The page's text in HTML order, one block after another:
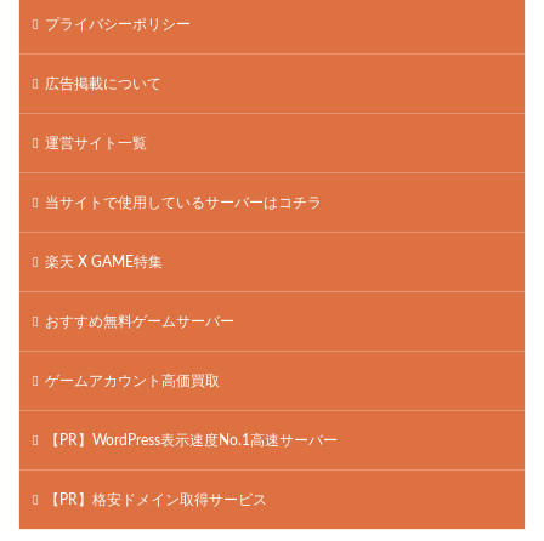
プライバシーポリシー
広告掲載について
運営サイト一覧
当サイトで使用しているサーバーはコチラ
楽天 X GAME特集
おすすめ無料ゲームサーバー
ゲームアカウント高価買取
【PR】WordPress表示速度No.1高速サーバー
【PR】格安ドメイン取得サービス